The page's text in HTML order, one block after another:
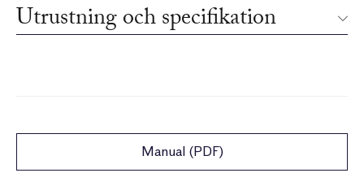
Utrustning och specifikation
Manual (PDF)